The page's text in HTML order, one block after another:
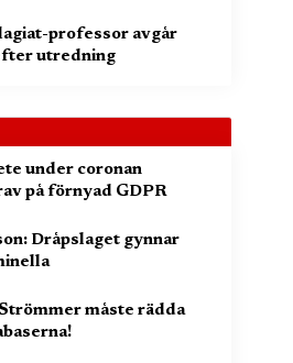
professor avgår
utredning
under coronan
på förnyad GDPR
Dråpslaget gynnar
måste rädda